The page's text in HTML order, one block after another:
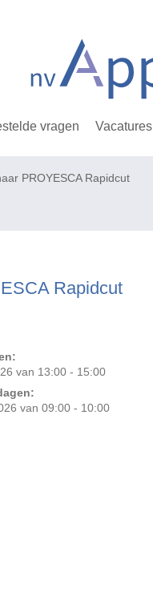
vragen Vacatures
PROYESCA Rapidcut
Rapidcut
van 13:00 - 15:00
van 09:00 - 10:00